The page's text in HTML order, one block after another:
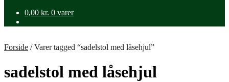
0,00 kr. 0 varer
Forside /Varer tagged “sadelstol med låsehjul”
sadelstol med låsehjul